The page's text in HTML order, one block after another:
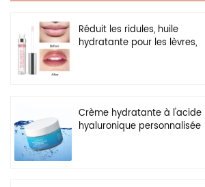
Réduit les ridules, huile
hydratante pour les lèvres,
Crème hydratante à l'acide
hyaluronique personnalisée